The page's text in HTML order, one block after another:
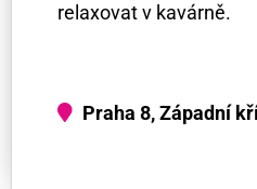
relaxovat v kavárně.
Praha 8, Západní